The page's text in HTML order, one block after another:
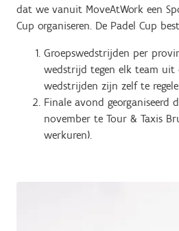
dat we vanuit MoveAtWork een
Cup organiseren. De Padel Cup
Groepswedstrijden per
wedstrijd tegen elk team uit
wedstrijden zijn zelf te
Finale avond georganiseerd
november te Tour & Taxis
werkuren).